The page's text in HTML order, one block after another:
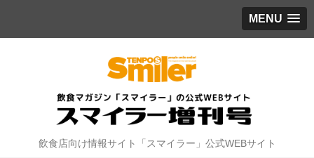
MENU
飲食店向け情報サイト「スマイラー」公式WEBサイト